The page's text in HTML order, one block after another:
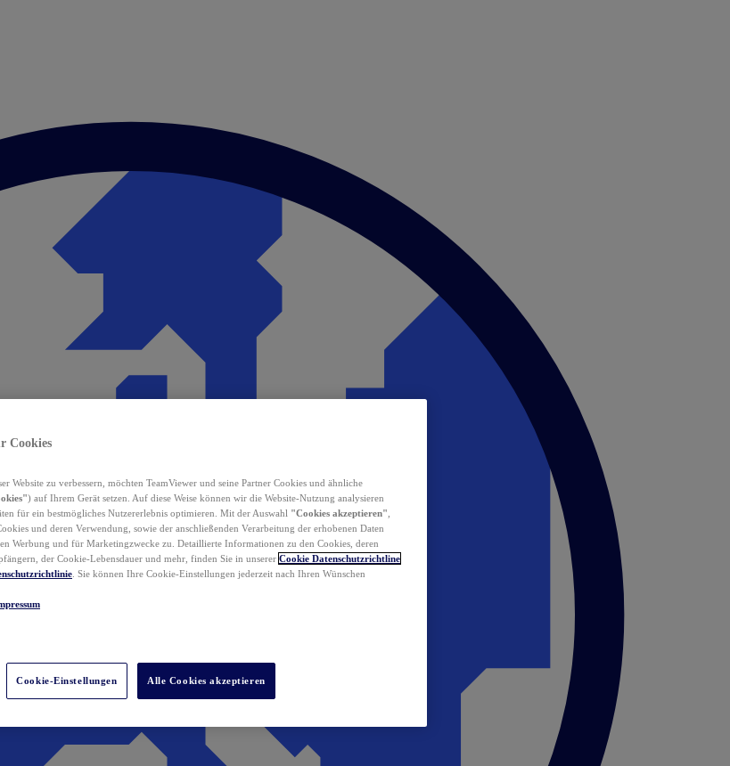
Cookies
Website zu verbessern, möchten TeamViewer und seine Partner Cookies und ähnliche
) auf Ihrem Gerät setzen. Auf diese Weise können wir die Website-Nutzung analysieren
für ein bestmögliches Nutzererlebnis optimieren. Mit der Auswahl "Cookies akzeptieren"
und deren Verwendung, sowie der anschließenden Verarbeitung der erhobenen Daten
Werbung und für Marketingzwecke zu. Detaillierte Informationen zu den Cookies, deren
der Cookie-Lebensdauer und mehr, finden Sie in unserer Cookie Datenschutzrichtline
. Sie können Ihre Cookie-Einstellungen jederzeit nach Ihren Wünschen
Cookie-Einstellungen Alle Cookies akzeptieren